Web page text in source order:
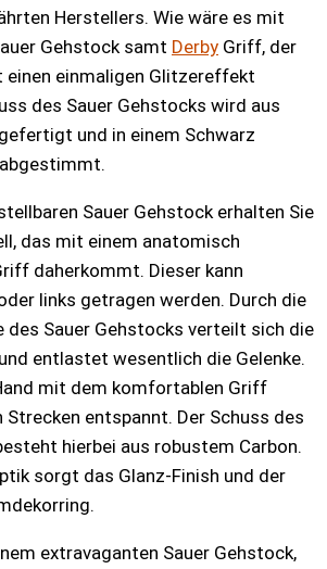
Herstellers. Wie wäre es mit
Gehstock samt Derby Griff, der
einmaligen Glitzereffekt
des Sauer Gehstocks wird aus
und in einem Schwarz
Sauer Gehstock erhalten Sie
das mit einem anatomisch
daherkommt. Dieser kann
links getragen werden. Durch die
des Sauer Gehstocks verteilt sich die
entlastet wesentlich die Gelenke.
mit dem komfortablen Griff
Strecken entspannt. Der Schuss des
hierbei aus robustem Carbon.
sorgt das Glanz-Finish und der
extravaganten Sauer Gehstock,